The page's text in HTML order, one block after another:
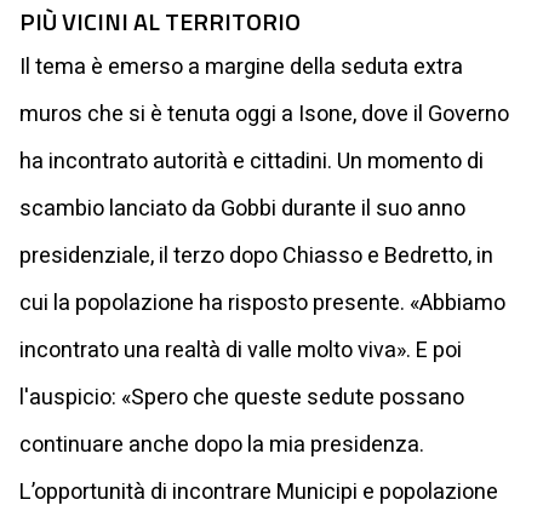
PIÙ VICINI AL TERRITORIO
Il tema è emerso a margine della seduta extra
muros che si è tenuta oggi a Isone, dove il Governo
ha incontrato autorità e cittadini. Un momento di
scambio lanciato da Gobbi durante il suo anno
presidenziale, il terzo dopo Chiasso e Bedretto, in
cui la popolazione ha risposto presente. «Abbiamo
incontrato una realtà di valle molto viva». E poi
l'auspicio: «Spero che queste sedute possano
continuare anche dopo la mia presidenza.
L’opportunità di incontrare Municipi e popolazione